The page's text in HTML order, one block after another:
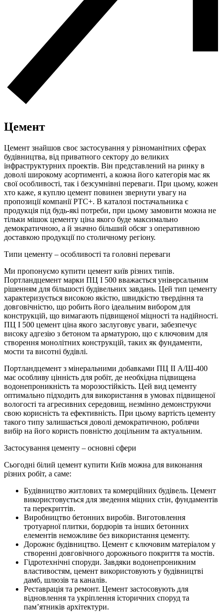
Цемент
Цемент знайшов своє застосування у різноманітних сферах
будівництва, від приватного сектору до великих
інфраструктурних проектів. Він представлений на ринку в
доволі широкому асортименті, а кожна його категорія має як
свої особливості, так і безсумнівні переваги. При цьому, кожен
хто каже, я куплю цемент повинен звернути увагу на
пропозиції компанії РТС+. В каталозі постачальника є
продукція під будь-які потреби, при цьому замовити можна не
тільки мішок цементу ціна якого буде максимально
демократичною, а й значно більший обсяг з оперативною
доставкою продукції по столичному регіону.
Типи цементу – особливості та головні переваги
Ми пропонуємо купити цемент київ різних типів.
Портландцемент марки ПЦ І 500 вважається універсальним
рішенням для більшості будівельних завдань. Цей тип цементу
характеризується високою якістю, швидкістю твердіння та
довговічністю, що робить його ідеальним вибором для
конструкцій, що вимагають підвищеної міцності та надійності.
ПЦ І 500 цемент ціна якого заслуговує уваги, забезпечує
високу адгезію з бетоном та арматурою, що є ключовим для
створення монолітних конструкцій, таких як фундаменти,
мости та висотні будівлі.
Портландцемент з мінеральними добавками ПЦ ІІ А/Ш-400
має особливу цінність для робіт, де необхідна підвищена
водонепроникність та морозостійкість. Цей вид цементу
оптимально підходить для використання в умовах підвищеної
вологості та агресивних середовищ, незмінно демонструючи
свою корисність та ефективність. При цьому вартість цементу
такого типу залишається доволі демократичною, роблячи
вибір на його користь повністю доцільним та актуальним.
Застосування цементу – основні сфери
Сьогодні білий цемент купити Київ можна для виконання
різних робіт, а саме:
Будівництво житлових та комерційних будівель. Цемент
використовується для зведення міцних стін, фундаментів
та перекриттів.
Виробництво бетонних виробів. Виготовлення
тротуарної плитки, бордюрів та інших бетонних
елементів неможливе без використання цементу.
Дорожнє будівництво. Цемент є ключовим матеріалом у
створенні довговічного дорожнього покриття та мостів.
Гідротехнічні споруди. Завдяки водонепроникним
властивостям, цемент використовують у будівництві
дамб, шлюзів та каналів.
Реставрація та ремонт. Цемент застосовують для
відновлення та укріплення історичних споруд та
пам’ятників архітектури.